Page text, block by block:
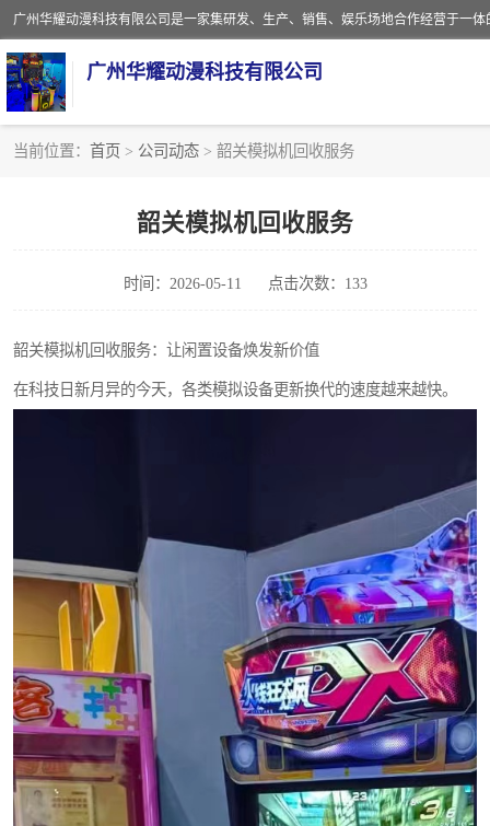
广州华耀动漫科技有限公司
当前位置： 首页 > 公司动态 > 韶关模拟机回收服务
韶关模拟机回收服务
时间：2026-05-11 点击次数：133
韶关模拟机回收服务：让闲置设备焕发新价值
在科技日新月异的今天，各类模拟设备更新换代的速度越来越快。
游戏厅回收